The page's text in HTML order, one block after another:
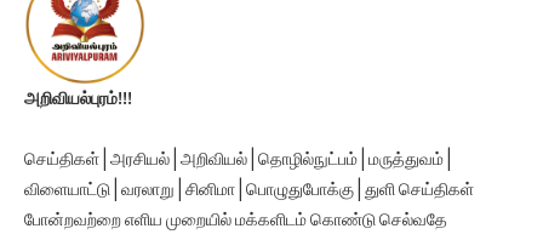
அறிவியல்புரம்!!!
செய்திகள் | அரசியல் | அறிவியல் | தொழில்நுட்பம் | மருத்துவம் |
விளையாட்டு | வரலாறு | சினிமா | பொழுதுபோக்கு | துளி செய்திகள்
போன்றவற்றை எளிய முறையில் மக்களிடம் கொண்டு செல்வதே